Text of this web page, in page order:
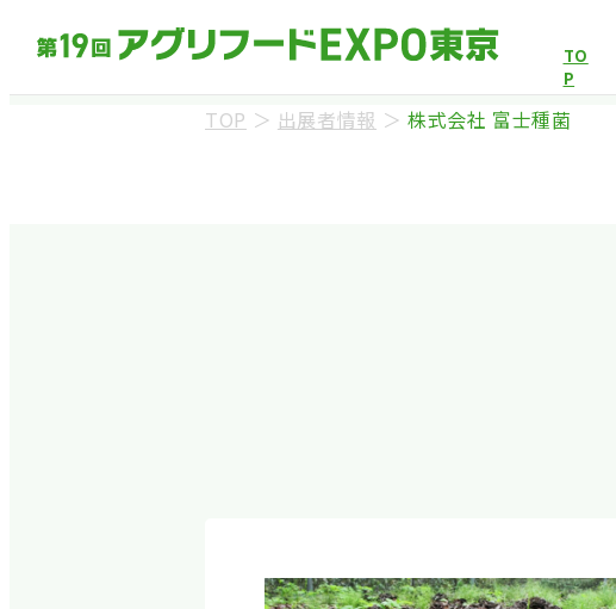
TO
P
TOP ＞ 出展者情報 ＞ 株式会社 富士種菌